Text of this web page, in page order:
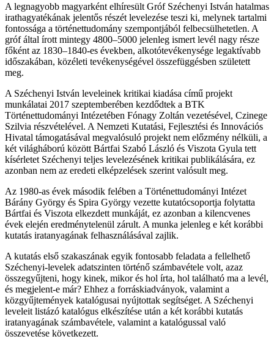
A legnagyobb magyarként elhíresült Gróf Széchenyi István hatalmas
irathagyatékának jelentős részét levelezése teszi ki, melynek tartalmi
fontossága a történettudomány szempontjából felbecsülhetetlen. A
gróf által írott mintegy 4800–5000 jelenleg ismert levél nagy része
főként az 1830–1840-es években, alkotótevékenysége legaktívabb
időszakában, közéleti tevékenységével összefüggésben született
meg.
A Széchenyi István leveleinek kritikai kiadása című projekt
munkálatai 2017 szeptemberében kezdődtek a BTK
Történettudományi Intézetében Fónagy Zoltán vezetésével, Czinege
Szilvia részvételével. A Nemzeti Kutatási, Fejlesztési és Innovációs
Hivatal támogatásával megvalósuló projekt nem előzmény nélküli, a
két világháború között Bártfai Szabó László és Viszota Gyula tett
kísérletet Széchenyi teljes levelezésének kritikai publikálására, ez
azonban nem az eredeti elképzelések szerint valósult meg.
Az 1980-as évek második felében a Történettudományi Intézet
Bárány György és Spira György vezette kutatócsoportja folytatta
Bártfai és Viszota elkezdett munkáját, ez azonban a kilencvenes
évek elején eredménytelenül zárult. A munka jelenleg e két korábbi
kutatás iratanyagának felhasználásával zajlik.
A kutatás első szakaszának egyik fontosabb feladata a fellelhető
Széchenyi-levelek adatszinten történő számbavétele volt, azaz
összegyűjteni, hogy kinek, mikor és hol írta, hol található ma a levél,
és megjelent-e már? Ehhez a forráskiadványok, valamint a
közgyűjtemények katalógusai nyújtottak segítséget. A Széchenyi
leveleit listázó katalógus elkészítése után a két korábbi kutatás
iratanyagának számbavétele, valamint a katalógussal való
összevetése következett.